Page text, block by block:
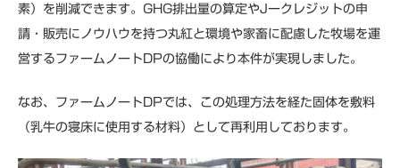
素）を削減できます。GHG排出量の算定やJークレジットの申
請・販売にノウハウを持つ丸紅と環境や家畜に配慮した牧場を運
営するファームノートDPの協働により本件が実現しました。
なお、ファームノートDPでは、この処理方法を経た固体を敷料
（乳牛の寝床に使用する材料）として再利用しております。